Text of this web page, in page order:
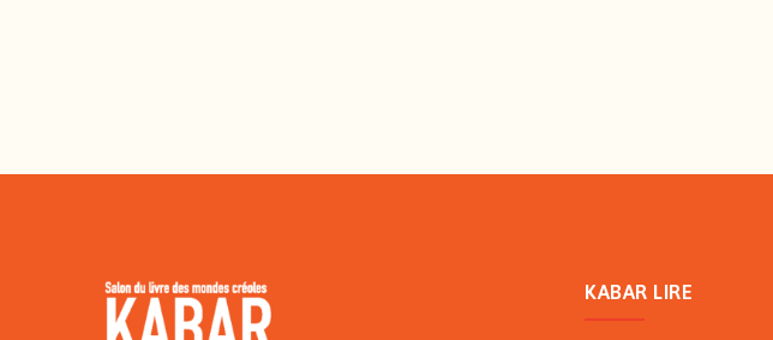
KABAR LIRE